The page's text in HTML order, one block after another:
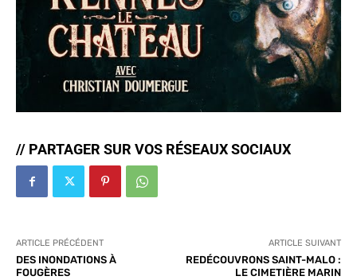
// PARTAGER SUR VOS RÉSEAUX SOCIAUX
ARTICLE PRÉCÉDENT
DES INONDATIONS À
FOUGÈRES
ARTICLE SUIVANT
REDÉCOUVRONS SAINT-MALO :
LE CIMETIÈRE MARIN